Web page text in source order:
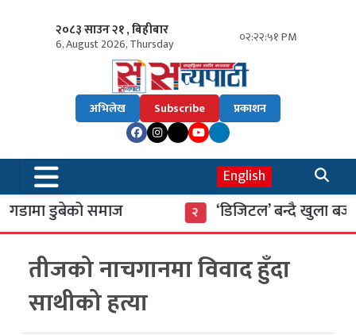
२०८३ साउन २१ , बिहीबार
6, August 2026, Thursday ०२:२२:५२ PM
अभिलेख Subscribe प्रकाशन
English
डुबेको समाज ‘डिजिटल’ बन्दै खुला बजार
तीजको नाचगानमा विवाद हुँदा
साथीको हत्या